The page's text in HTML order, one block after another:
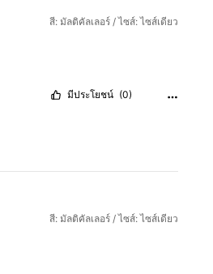
สี: มัลติคัลเลอร์ / ไซส์: ไซส์เดียว
มีประโยชน์ (0)
สี: มัลติคัลเลอร์ / ไซส์: ไซส์เดียว